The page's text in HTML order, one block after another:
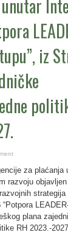
iz
za plaćanja
razvoju
strategija
“Potpora
plana
RH 2023.-